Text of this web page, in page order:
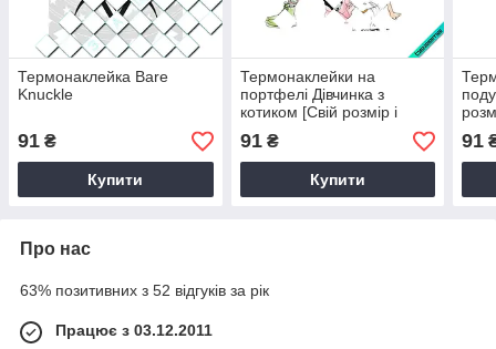
Термонаклейка Bare
Knuckle
91 ₴
Купити
Термонаклейки на
портфелі Дівчинка з
котиком [Свій розмір і
матеріали в асортименті]
91₴
Купити
91
Про нас
63% позитивних з 52 відгуків за рік
Працює з 03.12.2011